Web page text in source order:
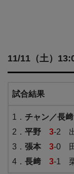
11/11（土）
試合結果
1． チャン／長
2． 平野 3-2 出
3． 張本 3-0
4． 長﨑 3-1 栗